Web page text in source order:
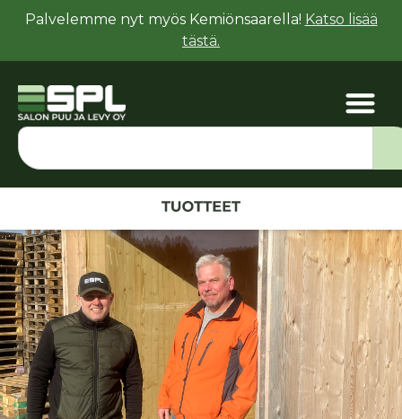
Palvelemme nyt myös Kemiönsaarella! Katso lisää
tästä.